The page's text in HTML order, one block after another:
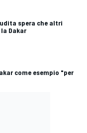
spera che altri
Dakar
come esempio "per